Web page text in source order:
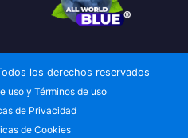
los derechos reservados
uso y Términos de uso
de Privacidad
de Cookies